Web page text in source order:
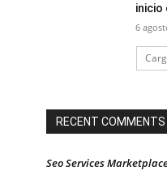
inicio
6
RECENT COMMENTS
Seo Services